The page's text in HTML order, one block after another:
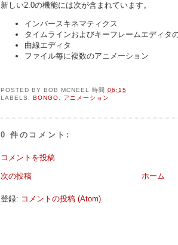
新しい2.0の機能には次が含まれています。
インバースキネマティクス
タイムラインおよびキーフレームエディタ
曲線エディタ
ファイル毎に複数のアニメーション
POSTED BY BOB MCNEEL 時間 06:15
LABELS: BONGO アニメーション
0 件のコメント:
コメントを投稿
次の投稿 ホーム
登録: コメントの投稿 (Atom)